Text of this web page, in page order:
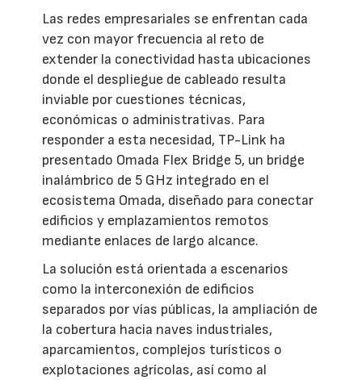
Las redes empresariales se enfrentan cada
vez con mayor frecuencia al reto de
extender la conectividad hasta ubicaciones
donde el despliegue de cableado resulta
inviable por cuestiones técnicas,
económicas o administrativas. Para
responder a esta necesidad, TP-Link ha
presentado Omada Flex Bridge 5, un bridge
inalámbrico de 5 GHz integrado en el
ecosistema Omada, diseñado para conectar
edificios y emplazamientos remotos
mediante enlaces de largo alcance.
La solución está orientada a escenarios
como la interconexión de edificios
separados por vías públicas, la ampliación de
la cobertura hacia naves industriales,
aparcamientos, complejos turísticos o
explotaciones agrícolas, así como al